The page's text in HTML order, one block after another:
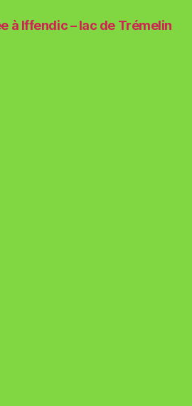
à Iffendic – lac de Trémelin